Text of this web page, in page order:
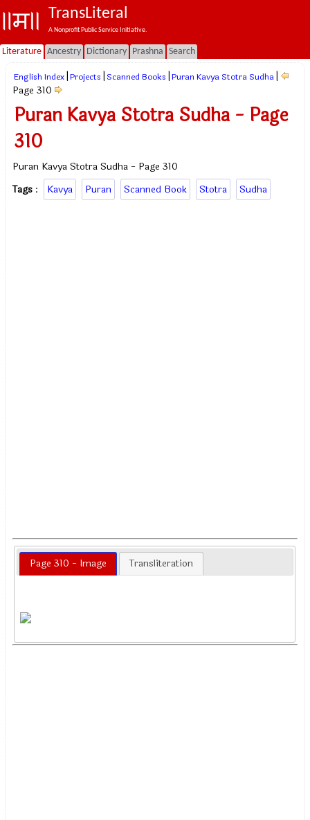
TransLiteral
A Nonprofit Public Service Initiative.
Literature Ancestry Dictionary Prashna Search
English Index Projects Scanned Books Puran Kavya Stotra Sudha
Page 310
Puran Kavya Stotra Sudha - Page
310
Puran Kavya Stotra Sudha - Page 310
Tags : Kavya Puran Scanned Book Stotra Sudha
Page 310 - Image Transliteration